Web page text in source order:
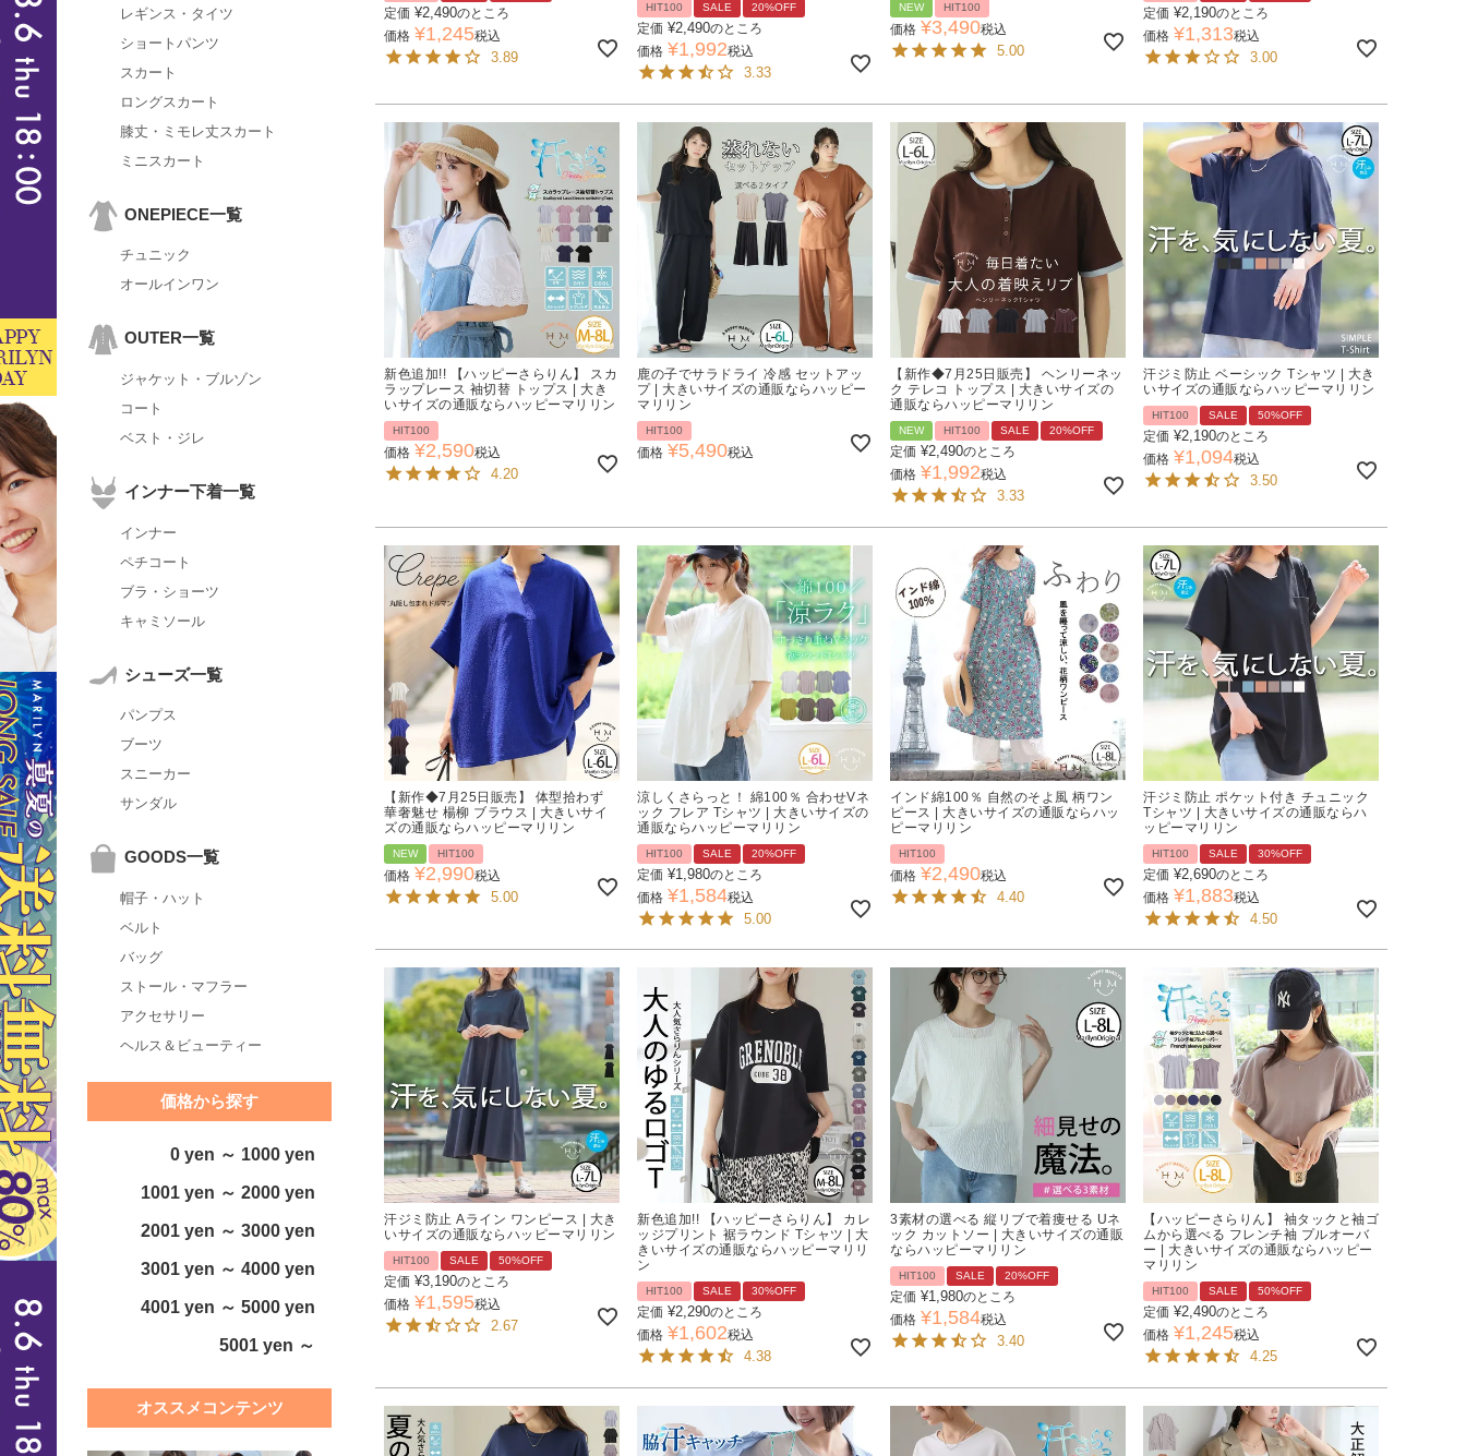
レギンス・タイツ
ショートパンツ
スカート
ロングスカート
膝丈・ミモレ丈スカート
ミニスカート
ONEPIECE一覧
チュニック
オールインワン
OUTER一覧
ジャケット・ブルゾン
コート
ベスト・ジレ
インナー下着一覧
インナー
ペチコート
ブラ・ショーツ
キャミソール
シューズ一覧
パンプス
ブーツ
スニーカー
サンダル
GOODS一覧
帽子・ハット
ベルト
バッグ
ストール・マフラー
アクセサリー
ヘルス＆ビューティー
価格から探す
0 yen ～ 1000 yen
1001 yen ～ 2000 yen
2001 yen ～ 3000 yen
3001 yen ～ 4000 yen
4001 yen ～ 5000 yen
5001 yen ～
オススメコンテンツ
定価 ¥2,490のところ
価格 ¥1,245税込
3.89
HIT100 SALE 20%OFF
定価 ¥2,490のところ
価格 ¥1,992税込
3.33
NEW HIT100
価格 ¥3,490税込
5.00
定価 ¥2,190のところ
価格 ¥1,313税込
3.00
新色追加!! 【ハッピーさらりん】 スカ
ラップレース 袖切替 トップス | 大き
いサイズの通販ならハッピーマリリン
HIT100
価格 ¥2,590税込
4.20
鹿の子でサラドライ 冷感 セットアッ
プ | 大きいサイズの通販ならハッピー
マリリン
HIT100
価格 ¥5,490税込
【新作◆7月25日販売】 ヘンリーネッ
ク テレコ トップス | 大きいサイズの
通販ならハッピーマリリン
NEW HIT100 SALE 20%OFF
定価 ¥2,490のところ
価格 ¥1,992税込
3.33
汗ジミ防止 ベーシック Tシャツ | 大き
いサイズの通販ならハッピーマリリン
HIT100 SALE 50%OFF
定価 ¥2,190のところ
価格 ¥1,094税込
3.50
【新作◆7月25日販売】 体型拾わず
華奢魅せ 楊柳 ブラウス | 大きいサイ
ズの通販ならハッピーマリリン
NEW HIT100
価格 ¥2,990税込
5.00
涼しくさらっと！ 綿100％ 合わせVネ
ック フレア Tシャツ | 大きいサイズの
通販ならハッピーマリリン
HIT100 SALE 20%OFF
定価 ¥1,980のところ
価格 ¥1,584税込
5.00
インド綿100％ 自然のそよ風 柄ワン
ピース | 大きいサイズの通販ならハッ
ピーマリリン
HIT100
価格 ¥2,490税込
4.40
汗ジミ防止 ポケット付き チュニック
Tシャツ | 大きいサイズの通販ならハ
ッピーマリリン
HIT100 SALE 30%OFF
定価 ¥2,690のところ
価格 ¥1,883税込
4.50
汗ジミ防止 Aライン ワンピース | 大き
いサイズの通販ならハッピーマリリン
HIT100 SALE 50%OFF
定価 ¥3,190のところ
価格 ¥1,595税込
2.67
新色追加!! 【ハッピーさらりん】 カレ
ッジプリント 裾ラウンド Tシャツ | 大
きいサイズの通販ならハッピーマリリ
ン
HIT100 SALE 30%OFF
定価 ¥2,290のところ
価格 ¥1,602税込
4.38
3素材の選べる 縦リブで着痩せる Uネ
ック カットソー | 大きいサイズの通販
ならハッピーマリリン
HIT100 SALE 20%OFF
定価 ¥1,980のところ
価格 ¥1,584税込
3.40
【ハッピーさらりん】 袖タックと袖ゴ
ムから選べる フレンチ袖 プルオーバ
ー | 大きいサイズの通販ならハッピー
マリリン
HIT100 SALE 50%OFF
定価 ¥2,490のところ
価格 ¥1,245税込
4.25